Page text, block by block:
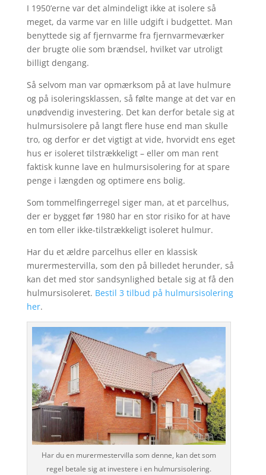
I 1950’erne var det almindeligt ikke at isolere så
meget, da varme var en lille udgift i budgettet. Man
benyttede sig af fjernvarme fra fjernvarmeværker
der brugte olie som brændsel, hvilket var utroligt
billigt dengang.
Så selvom man var opmærksom på at lave hulmure
og på isoleringsklassen, så følte mange at det var en
unødvendig investering. Det kan derfor betale sig at
hulmursisolere på langt flere huse end man skulle
tro, og derfor er det vigtigt at vide, hvorvidt ens eget
hus er isoleret tilstrækkeligt – eller om man rent
faktisk kunne lave en hulmursisolering for at spare
penge i længden og optimere ens bolig.
Som tommelfingerregel siger man, at et parcelhus,
der er bygget før 1980 har en stor risiko for at have
en tom eller ikke-tilstrækkeligt isoleret hulmur.
Har du et ældre parcelhus eller en klassisk
murermestervilla, som den på billedet herunder, så
kan det med stor sandsynlighed betale sig at få den
hulmursisoleret. Bestil 3 tilbud på hulmursisolering
her.
Har du en murermestervilla som denne, kan det som
regel betale sig at investere i en hulmursisolering.